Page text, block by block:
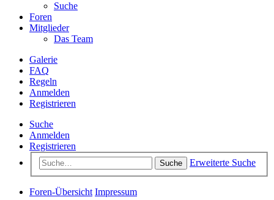
Suche
Foren
Mitglieder
Das Team
Galerie
FAQ
Regeln
Anmelden
Registrieren
Suche
Anmelden
Registrieren
Suche Erweiterte Suche
Foren-Übersicht Impressum